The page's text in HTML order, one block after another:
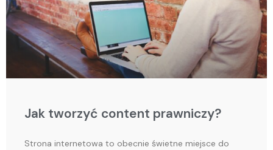
Jak tworzyć content prawniczy?
Strona internetowa to obecnie świetne miejsce do